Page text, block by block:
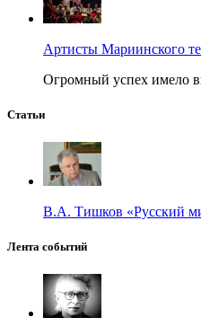
Артисты Мариинского
Огромный успех имело
Статьи
В.А. Тишков «Русский
Лента событий